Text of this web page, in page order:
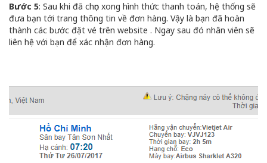
Bước 5: Sau khi đã chọn xong hình thức thanh toán, hệ thống sẽ
đưa bạn tới trang thông tin về đơn hàng. Vậy là bạn đã hoàn
thành các bước đặt vé trên website . Ngay sau đó nhân viên sẽ
liên hệ với bạn để xác nhận đơn hàng.